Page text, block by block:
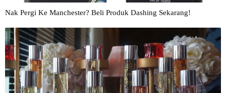
Nak Pergi Ke Manchester? Beli Produk Dashing Sekarang!